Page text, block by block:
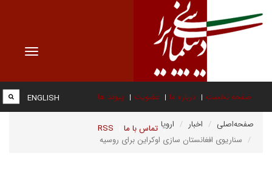
Toggle
صفحه نخست درباره ما عضویت پیوند ها
تماس با ما RSS
ENGLISH
صفحه‌اصلی اخبار
اروپا
سناریوی افغانستان سازی اوکراین برای روسیه